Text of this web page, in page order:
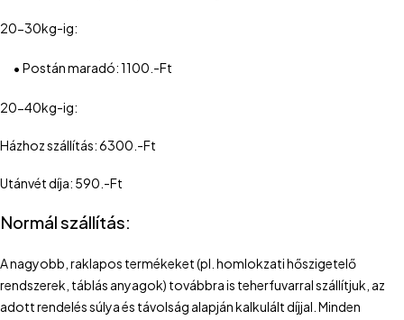
20-30kg-ig:
• Postán maradó: 1100.-Ft
20-40kg-ig:
Házhoz szállítás: 6300.-Ft
Utánvét díja: 590.-Ft
Normál szállítás:
A nagyobb, raklapos termékeket (pl. homlokzati hőszigetelő
rendszerek, táblás anyagok) továbbra is teherfuvarral szállítjuk, az
adott rendelés súlya és távolság alapján kalkulált díjjal. Minden